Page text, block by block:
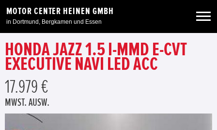
MOTOR CENTER HEINEN GMBH
in Dortmund, Bergkamen und Essen
Neuwagen
Angebote
HONDA JAZZ 1.5 I-MMD E-CVT
EXECUTIVE NAVI LED ACC
17.979 €
MWST. AUSW.